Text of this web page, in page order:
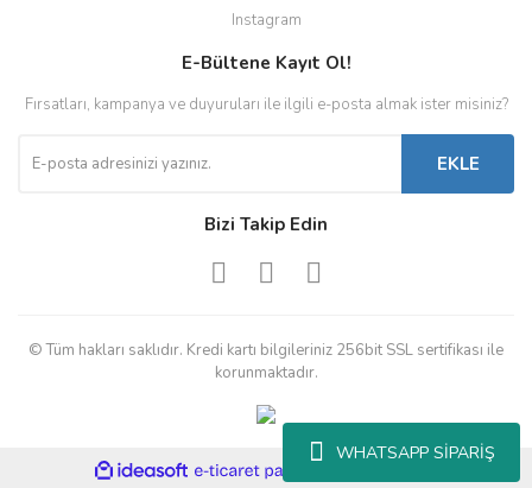
WHATSAPP SİPARİŞ
Instagram
E-Bültene Kayıt Ol!
Fırsatları, kampanya ve duyuruları ile ilgili e-posta almak ister misiniz?
EKLE
Bizi Takip Edin
© Tüm hakları saklıdır. Kredi kartı bilgileriniz 256bit SSL sertifikası ile
korunmaktadır.
ideasoft